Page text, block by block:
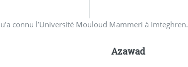
connu l’Université Mouloud Mammeri à Imteghren.
Azawad